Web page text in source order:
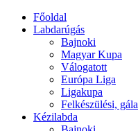
Főoldal
Labdarúgás
Bajnoki
Magyar Kupa
Válogatott
Európa Liga
Ligakupa
Felkészülési, gála
Kézilabda